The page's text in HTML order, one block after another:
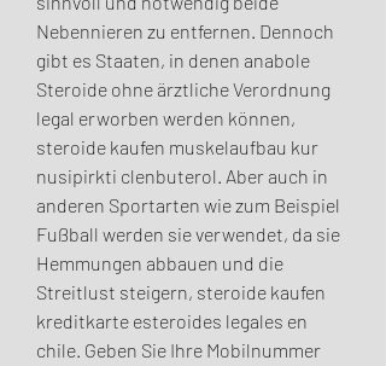
Nebennieren zu entfernen. Dennoch
gibt es Staaten, in denen anabole
Steroide ohne ärztliche Verordnung
legal erworben werden können,
steroide kaufen muskelaufbau kur
nusipirkti clenbuterol. Aber auch in
anderen Sportarten wie zum Beispiel
Fußball werden sie verwendet, da sie
Hemmungen abbauen und die
Streitlust steigern, steroide kaufen
kreditkarte esteroides legales en
chile. Geben Sie Ihre Mobilnummer